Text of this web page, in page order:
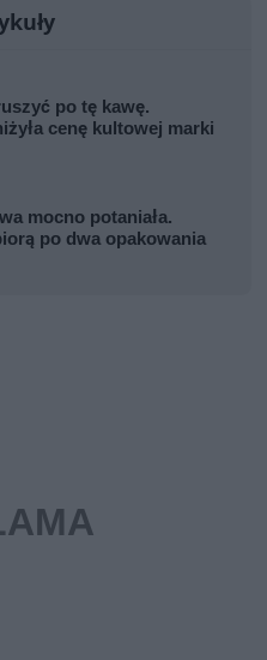
po tę kawę.
cenę kultowej marki
mocno potaniała.
po dwa opakowania